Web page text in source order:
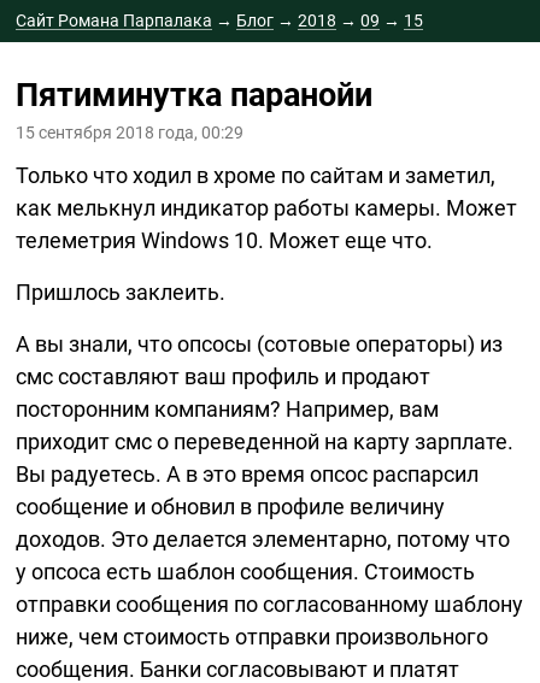
Сайт Романа Парпалака → Блог →2018 →09 → 15
Пятиминутка паранойи
15 сентября 2018 года, 00:29
Только что ходил в хроме по сайтам и заметил,
как мелькнул индикатор работы камеры. Может
телеметрия Windows 10. Может еще что.
Пришлось заклеить.
А вы знали, что опсосы (сотовые операторы) из
смс составляют ваш профиль и продают
посторонним компаниям? Например, вам
приходит смс о переведенной на карту зарплате.
Вы радуетесь. А в это время опсос распарсил
сообщение и обновил в профиле величину
доходов. Это делается элементарно, потому что
у опсоса есть шаблон сообщения. Стоимость
отправки сообщения по согласованному шаблону
ниже, чем стоимость отправки произвольного
сообщения. Банки согласовывают и платят